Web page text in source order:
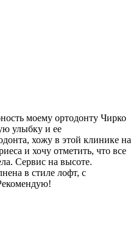
моему ортодонту Чирко
улыбку и ее
хожу в этой клинике на
и хочу отметить, что все
Сервис на высоте.
в стиле лофт, с